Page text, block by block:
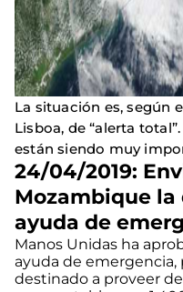
La situación es, según
Lisboa, de “alerta
están siendo muy
24/04/2019:
Mozambique
ayuda de
Manos Unidas ha
ayuda de
destinado a proveer